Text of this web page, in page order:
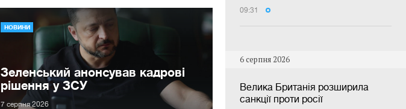
09:31
6 серпня 2026
Велика Британія розширила
санкції проти росії
НОВИНИ
Зеленський анонсував кадрові
рішення у ЗСУ
7 серпня 2026